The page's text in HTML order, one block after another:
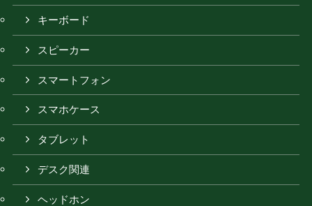
キーボード
スピーカー
スマートフォン
スマホケース
タブレット
デスク関連
ヘッドホン